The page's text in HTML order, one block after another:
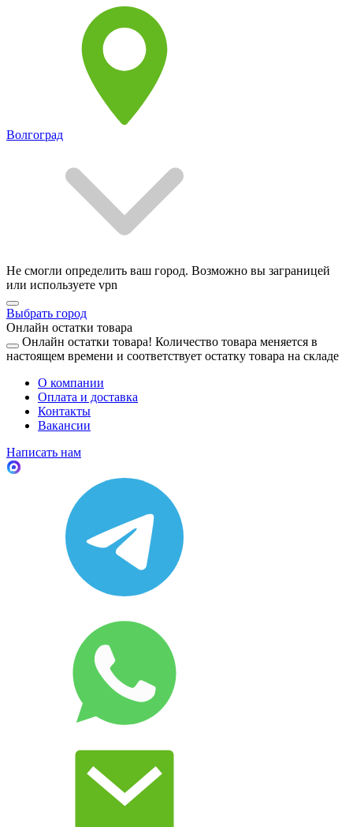
Волгоград
Не смогли определить ваш город. Возможно вы заграницей
или используете vpn
Выбрать город
Онлайн остатки товара
Онлайн остатки товара! Количество товара меняется в
настоящем времени и соответствует остатку товара на складе
О компании
Оплата и доставка
Контакты
Вакансии
Написать нам